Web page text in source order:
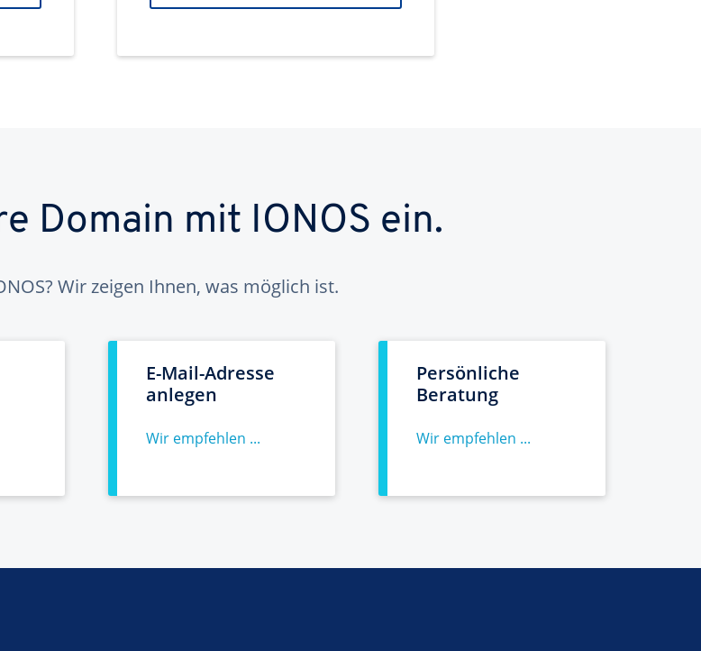
Domain mit IONOS ein.
Wir zeigen Ihnen, was möglich ist.
E-Mail-Adresse
anlegen
Wir empfehlen ...
Persönliche
Beratung
Wir empfehlen ...